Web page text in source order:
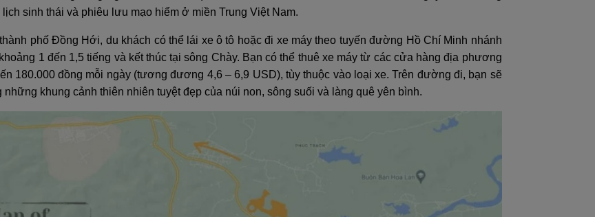
sinh thái và phiêu lưu mạo hiểm ở miền Trung Việt Nam.
phố Đồng Hới, du khách có thể lái xe ô tô hoặc đi xe máy theo tuyến đường Hồ Chí Minh nhánh
1 đến 1,5 tiếng và kết thúc tại sông Chày. Bạn có thể thuê xe máy từ các cửa hàng địa phương
180.000 đồng mỗi ngày (tương đương 4,6 – 6,9 USD), tùy thuộc vào loại xe. Trên đường đi, bạn sẽ
khung cảnh thiên nhiên tuyệt đẹp của núi non, sông suối và làng quê yên bình.